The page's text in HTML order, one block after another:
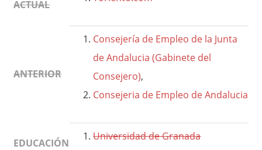
ACTUAL
ANTERIOR
Consejería de Empleo de la Junta
de Andalucia (Gabinete del
Consejero),
Consejeria de Empleo de Andalucia
EDUCACIÓN
Universidad de Granada